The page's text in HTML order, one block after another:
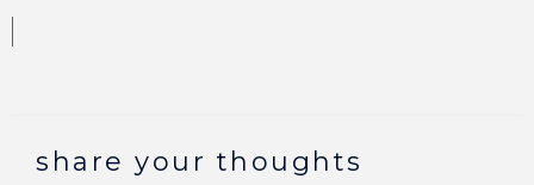
share your thoughts